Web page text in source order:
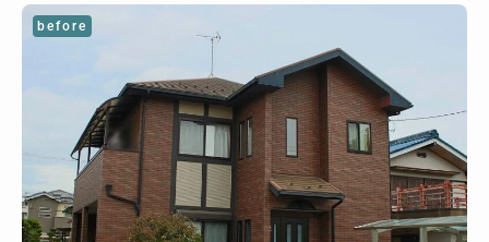
before